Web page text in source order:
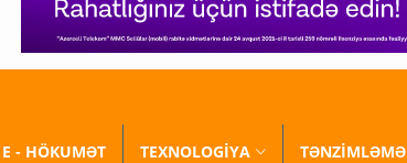
E - HÖKUMƏT TEXNOLOGİYA TƏNZİMLƏMƏ